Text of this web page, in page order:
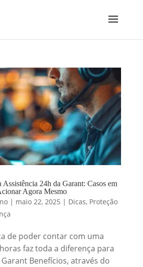
24h da Garant: Casos em
Agora Mesmo
| maio 22, 2025 | Dicas, Proteção
de poder contar com uma
faz toda a diferença para
Benefícios, através do